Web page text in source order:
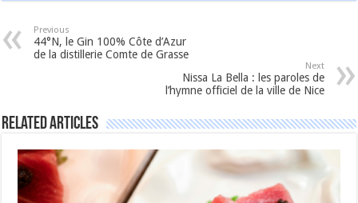
Previous
44°N, le Gin 100% Côte d’Azur
de la distillerie Comte de Grasse
Next
Nissa La Bella : les paroles de
l’hymne officiel de la ville de Nice
Related Articles